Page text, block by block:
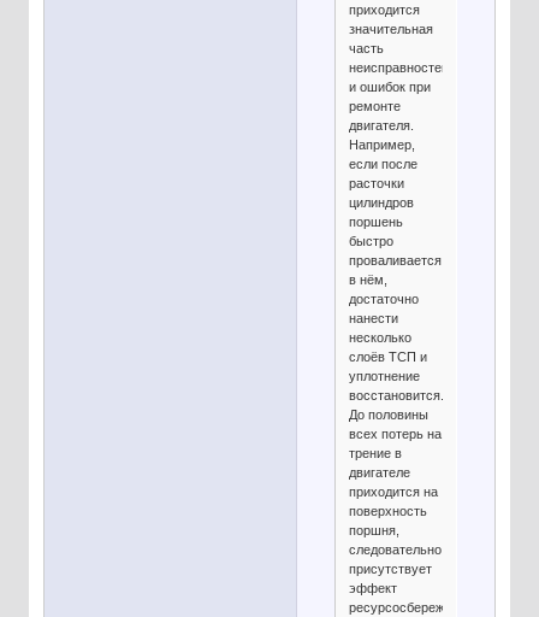
приходится
значительная
часть
неисправностей
и ошибок при
ремонте
двигателя.
Например,
если после
расточки
цилиндров
поршень
быстро
проваливается
в нём,
достаточно
нанести
несколько
слоёв ТСП и
уплотнение
восстановится.
До половины
всех потерь на
трение в
двигателе
приходится на
поверхность
поршня,
следовательно,
присутствует
эффект
ресурсосбережения